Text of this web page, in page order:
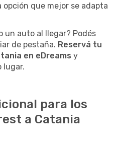
que mejor se adapta
un auto al llegar? Podés
de pestaña. Reservá tu
en eDreams y
lugar.
para los
a Catania